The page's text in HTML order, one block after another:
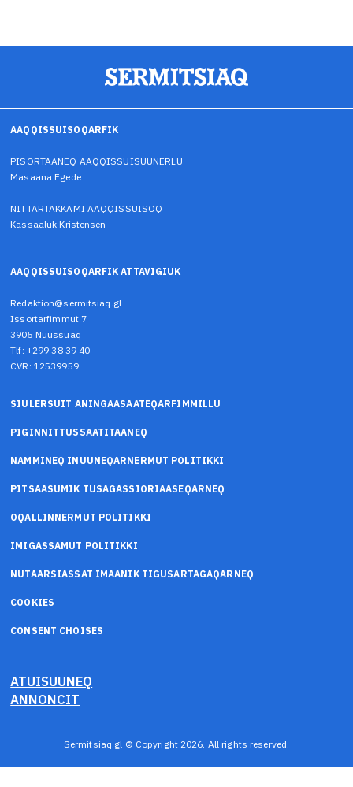
AAQQISSUISOQARFIK
PISORTAANEQ AAQQISSUISUUNERLU
Masaana Egede
NITTARTAKKAMI AAQQISSUISOQ
Kassaaluk Kristensen
AAQQISSUISOQARFIK ATTAVIGIUK
Redaktion@sermitsiaq.gl
Issortarfimmut 7
3905 Nuussuaq
Tlf: +299 38 39 40
CVR: 12539959
SIULERSUIT ANINGAASAATEQARFIMMILLU
PIGINNITTUSSAATITAANEQ
NAMMINEQ INUUNEQARNERMUT POLITIKKI
PITSAASUMIK TUSAGASSIORIAASEQARNEQ
OQALLINNERMUT POLITIKKI
IMIGASSAMUT POLITIKKI
NUTAARSIASSAT IMAANIK TIGUSARTAGAQARNEQ
COOKIES
CONSENT CHOISES
ATUISUUNEQ
ANNONCIT
Sermitsiaq.gl © Copyright 2026. All rights reserved.